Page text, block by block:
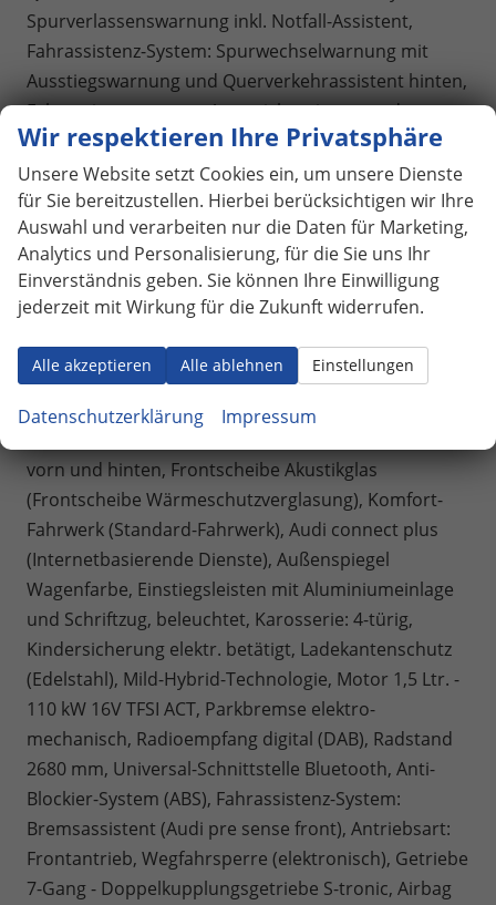
Spurverlassenswarnung inkl. Notfall-Assistent,
Fahrassistenz-System: Spurwechselwarnung mit
Ausstiegswarnung und Querverkehrassistent hinten,
Fahrassistenzsystem: Ausweichassistent und
Abbiegeassistent, Insassenschutz-System proaktiv
(Front, Seite und Heck), Interaktionsairbag
(Mittelairbag vorn), Interieur S line, LED-
Heckleuchten pro, LED-Scheinwerfer plus, LM-Felgen
8,5x19 (5-Arm, platingrau), Reifen 255/45 R19,
Schadstoffarm nach Abgas Euro 6e (EU6 EB),
Sitzbezug / Polsterung: Stoff/Mikrofaser-
Kombination, Sportlederlenkrad, 3-Speichen, oben
und unten abgeflacht mit Multifunktion und
Schaltwippen, Sportsitze vorn, Steckdose (12V-
vorn und hinten, Frontscheibe Akustikglas
(Frontscheibe Wärmeschutzverglasung), Komfort-
Fahrwerk (Standard-Fahrwerk), Audi connect plus
(Internetbasierende Dienste), Außenspiegel
Wagenfarbe, Einstiegsleisten mit Aluminiumeinlage
und Schriftzug, beleuchtet, Karosserie: 4-türig,
Kindersicherung elektr. betätigt, Ladekantenschutz
(Edelstahl), Mild-Hybrid-Technologie, Motor 1,5 Ltr. -
110 kW 16V TFSI ACT, Parkbremse elektro-
mechanisch, Radioempfang digital (DAB), Radstand
2680 mm, Universal-Schnittstelle Bluetooth, Anti-
Blockier-System (ABS), Fahrassistenz-System:
Bremsassistent (Audi pre sense front), Antriebsart:
Frontantrieb, Wegfahrsperre (elektronisch), Getriebe
7-Gang - Doppelkupplungsgetriebe S-tronic, Airbag
Wir respektieren Ihre Privatsphäre
Unsere Website setzt Cookies ein, um unsere Dienste
für Sie bereitzustellen. Hierbei berücksichtigen wir Ihre
Auswahl und verarbeiten nur die Daten für Marketing,
Analytics und Personalisierung, für die Sie uns Ihr
Einverständnis geben. Sie können Ihre Einwilligung
jederzeit mit Wirkung für die Zukunft widerrufen.
Alle akzeptieren Alle ablehnen Einstellungen
Datenschutzerklärung Impressum